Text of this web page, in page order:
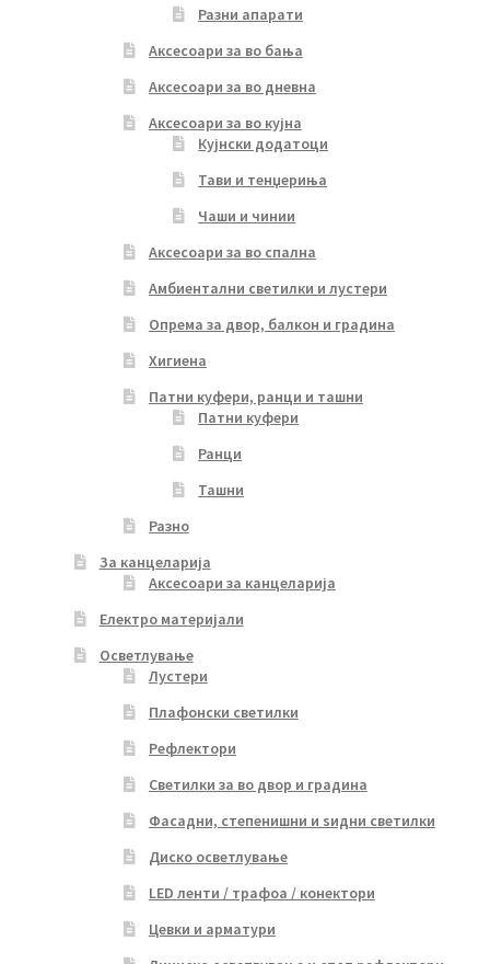
Разни апарати
Аксесоари за во бања
Аксесоари за во дневна
Аксесоари за во кујна
Кујнски додатоци
Тави и тенџериња
Чаши и чинии
Аксесоари за во спална
Амбиентални светилки и лустери
Опрема за двор, балкон и градина
Хигиена
Патни куфери, ранци и ташни
Патни куфери
Ранци
Ташни
Разно
За канцеларија
Аксесоари за канцеларија
Електро материјали
Осветлување
Лустери
Плафонски светилки
Рефлектори
Светилки за во двор и градина
Фасадни, степенишни и ѕидни светилки
Диско осветлување
LED ленти / трафоа / конектори
Цевки и арматури